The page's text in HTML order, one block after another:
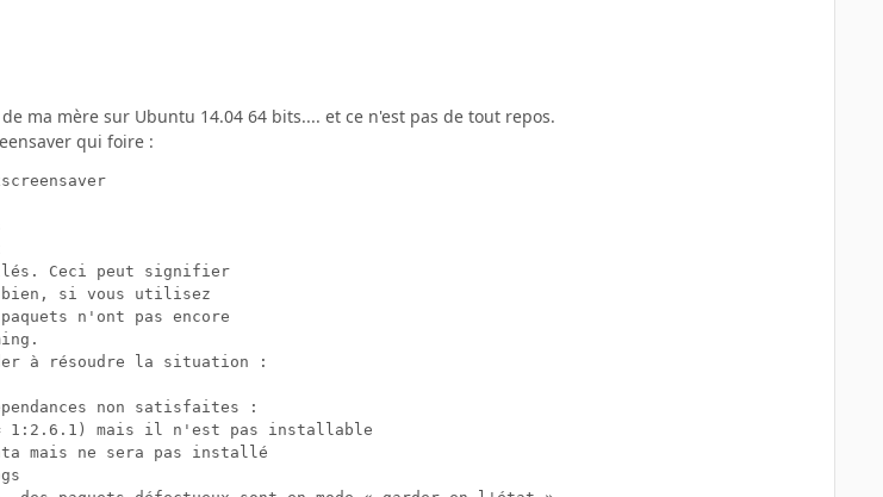
ma mère sur Ubuntu 14.04 64 bits.... et ce n'est pas de tout repos.
qui foire :
Ceci peut signifier
bien, si vous utilisez
n'ont pas encore
à résoudre la situation :
non satisfaites :
1:2.6.1) mais il n'est pas installable
mais ne sera pas installé